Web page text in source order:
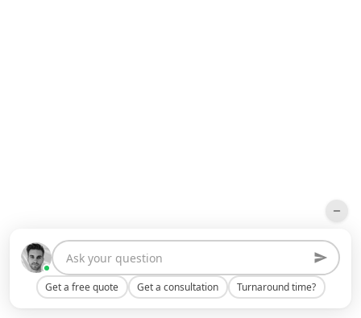
Get a free quote Get a consultation Turnaround time?